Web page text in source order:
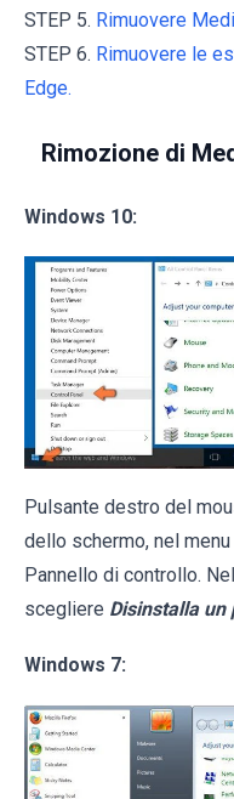
STEP 5. Rimuovere
STEP 6. Rimuovere le
Edge.
Rimozione di
Windows 10:
Pulsante destro del
dello schermo, nel
Pannello di controllo.
scegliere Disinstalla un
Windows 7: